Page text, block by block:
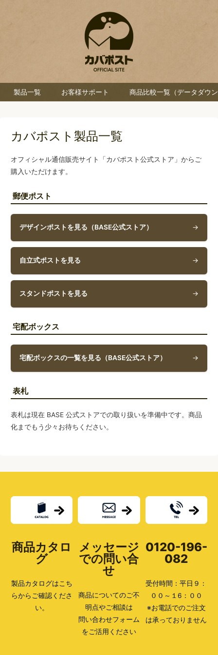
製品一覧 お客様サポート 商品比較一覧（データダウ
カバポスト製品一覧
オフィシャル通信販売サイト「カバポスト公式ストア」からご
購入いただけます。
郵便ポスト
デザインポストを見る（BASE公式ストア） →
自立式ポストを見る →
スタンドポストを見る →
宅配ボックス
宅配ボックスの一覧を見る（BASE公式ストア） →
表札
表札は現在 BASE 公式ストアでの取り扱いを準備中です。商品
化までもう少々お待ちください。
商品カタロ
グ
製品カタログはこち
らからご確認くださ
い。
メッセージ
での問い合
せ
商品についてのご不
明点やご相談は
問い合わせフォーム
をご活用ください
0120-196-
082
受付時間：平日９：
００～１6：００
※お電話でのご注文
は承っておりません